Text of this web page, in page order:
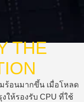
THE
ร้อนมากขึ้น เมื่อโหลด
ให้รองรับ CPU ที่ใช้